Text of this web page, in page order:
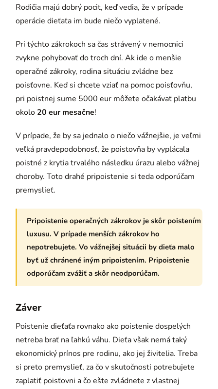
Rodičia majú dobrý pocit, keď vedia, že v prípade
operácie dieťaťa im bude niečo vyplatené.
Pri týchto zákrokoch sa čas strávený v nemocnici
zvykne pohybovať do troch dní. Ak ide o menšie
operačné zákroky, rodina situáciu zvládne bez
poisťovne. Keď si chcete vziať na pomoc poisťovňu,
pri poistnej sume 5000 eur môžete očakávať platbu
okolo 20 eur mesačne!
V prípade, že by sa jednalo o niečo vážnejšie, je veľmi
veľká pravdepodobnosť, že poistovňa by vyplácala
poistné z krytia trvalého následku úrazu alebo vážnej
choroby. Toto drahé pripoistenie si teda odporúčam
premyslieť.
Pripoistenie operačných zákrokov je skôr poistením
luxusu. V prípade menších zákrokov ho
nepotrebujete. Vo vážnejšej situácii by dieťa malo
byť už chránené iným pripoistením. Pripoistenie
odporúčam zvážiť a skôr neodporúčam.
Záver
Poistenie dieťaťa rovnako ako poistenie dospelých
netreba brať na ľahkú váhu. Dieťa však nemá taký
ekonomický prínos pre rodinu, ako jej živitelia. Treba
si preto premyslieť, za čo v skutočnosti potrebujete
zaplatiť poisťovni a čo ešte zvládnete z vlastnej